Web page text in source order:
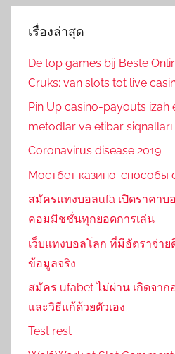
เรื่องล่าสุด
De top games bij Beste
Cruks: van slots tot live
Pin Up casino-payouts izah
metodlar və etibar siqnalları
Coronavirus disease 2019
Мостбет казино: способы
สมัครแทงบอลufa เปิดราคา
คอมมิชชั่นทุกยอดการเล่น
เว็บแทงบอลโลก ที่มีอัตราจ่าย
ข้อมูลจริง
สมัคร ufabet ไม่ผ่าน เกิดจาก
และวิธีแก้ด้วยตัวเอง
Test rest